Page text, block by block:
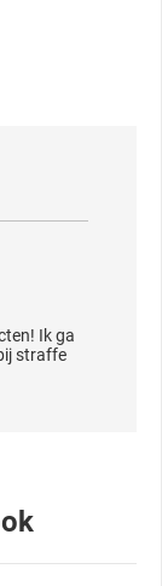
Ik ga
straffe